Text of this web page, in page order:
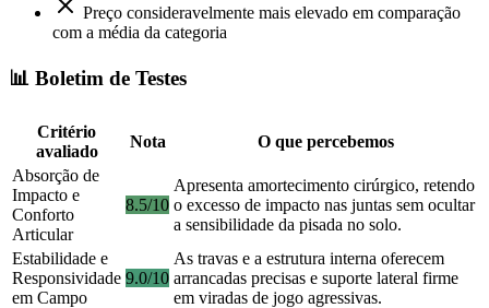
Preço consideravelmente mais elevado em comparação
com a média da categoria
📊 Boletim de Testes
Critério
avaliado
Nota
O que percebemos
Absorção de
Impacto e
Conforto
Articular
8.5/10
Apresenta amortecimento cirúrgico, retendo
o excesso de impacto nas juntas sem ocultar
a sensibilidade da pisada no solo.
Estabilidade e
Responsividade
em Campo
9.0/10
As travas e a estrutura interna oferecem
arrancadas precisas e suporte lateral firme
em viradas de jogo agressivas.